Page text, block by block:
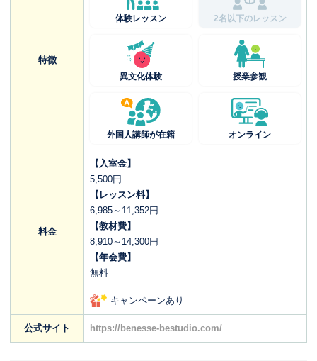
特徴
体験レッスン 2名以下のレッスン
異文化体験 授業参観
外国人講師が在籍 オンライン
料金
【入室金】
5,500円
【レッスン料】
6,985～11,352円
【教材費】
8,910～14,300円
【年会費】
無料
キャンペーンあり
公式サイト https://benesse-bestudio.com/